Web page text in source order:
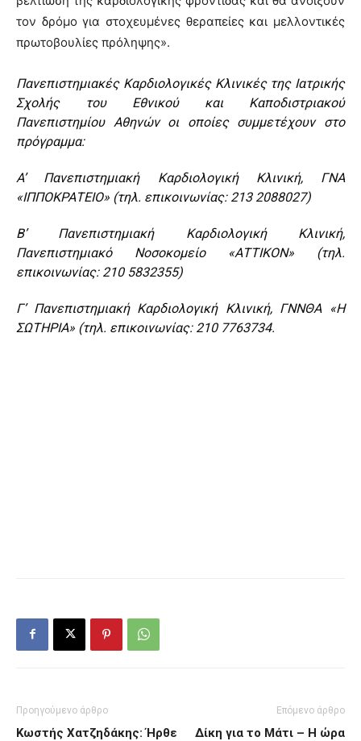
τον δρόμο για στοχευμένες θεραπείες και μελλοντικές
πρωτοβουλίες πρόληψης».
Πανεπιστημιακές Καρδιολογικές Κλινικές της Ιατρικής
Σχολής του Εθνικού και Καποδιστριακού
Πανεπιστημίου Αθηνών οι οποίες συμμετέχουν στο
πρόγραμμα:
A’ Πανεπιστημιακή Καρδιολογική Κλινική, ΓΝΑ
«ΙΠΠΟΚΡΑΤΕΙΟ» (τηλ. επικοινωνίας: 213 2088027)
Β’ Πανεπιστημιακή Καρδιολογική Κλινική,
Πανεπιστημιακό Νοσοκομείο «ΑΤΤΙΚΟΝ» (τηλ.
επικοινωνίας: 210 5832355)
Γ’ Πανεπιστημιακή Καρδιολογική Κλινική, ΓΝΝΘΑ «Η
ΣΩΤΗΡΙΑ» (τηλ. επικοινωνίας: 210 7763734.
Προηγούμενο άρθρο
Κωστής Χατζηδάκης: Ήρθε
Επόμενο άρθρο
Δίκη για το Μάτι – Η ώρα